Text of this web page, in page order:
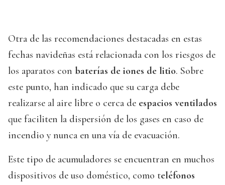
Otra de las recomendaciones destacadas en estas
fechas navideñas está relacionada con los riesgos de
los aparatos con baterías de iones de litio. Sobre
este punto, han indicado que su carga debe
realizarse al aire libre o cerca de espacios ventilados
que faciliten la dispersión de los gases en caso de
incendio y nunca en una vía de evacuación.
Este tipo de acumuladores se encuentran en muchos
dispositivos de uso doméstico, como teléfonos